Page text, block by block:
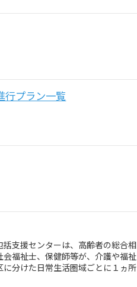
プラン一覧
支援センターは、高齢者の総合相
福祉士、保健師等が、介護や福祉
分けた日常生活圏域ごとに１ヵ所